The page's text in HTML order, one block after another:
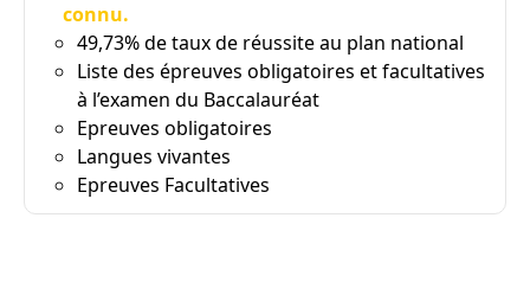
connu.
49,73% de taux de réussite au plan national
Liste des épreuves obligatoires et facultatives
à l’examen du Baccalauréat
Epreuves obligatoires
Langues vivantes
Epreuves Facultatives